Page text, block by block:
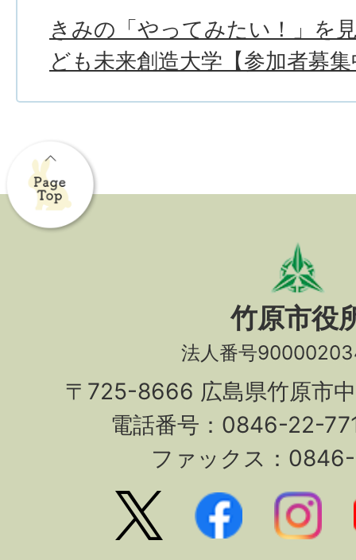
きみの「やってみたい！」を
ども未来創造大学【参加者募
竹原市役
法人番号
〒725-8666 広島県竹原市
電話番号：0846-22-
ファックス：